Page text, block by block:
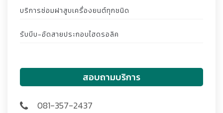
บริการซ่อมฝาสูบเครื่องยนต์ทุกชนิด
รับบีบ-อัดสายประกอบไฮดรอลิค
สอบถามบริการ
081-357-2437